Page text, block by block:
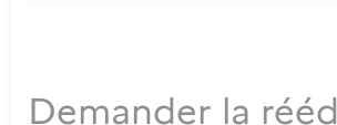
Demander la